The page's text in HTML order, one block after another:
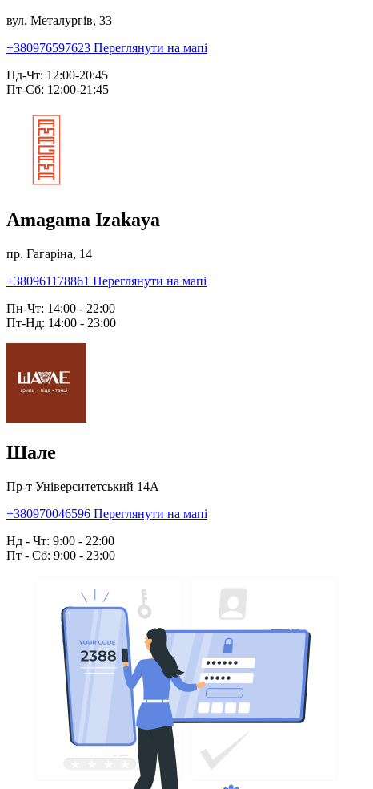
вул. Металургів, 33
+380976597623 Переглянути на мапі
Нд-Чт: 12:00-20:45
Пт-Сб: 12:00-21:45
Amagama Izakaya
пр. Гагаріна, 14
+380961178861 Переглянути на мапі
Пн-Чт: 14:00 - 22:00
Пт-Нд: 14:00 - 23:00
Шале
Пр-т Університетський 14А
+380970046596 Переглянути на мапі
Нд - Чт: 9:00 - 22:00
Пт - Сб: 9:00 - 23:00